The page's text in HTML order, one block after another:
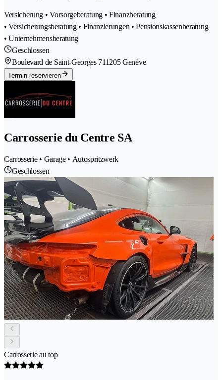
Versicherung • Vorsorgeberatung • Finanzberatung
• Versicherungsberatung • Finanzierungen • Pensionskassenberatung
• Unternehmensberatung
Geschlossen
Boulevard de Saint-Georges 711205 Genève
Termin reservieren
Carrosserie du Centre SA
Carrosserie • Garage • Autospritzwerk
Geschlossen
Carrosserie au top